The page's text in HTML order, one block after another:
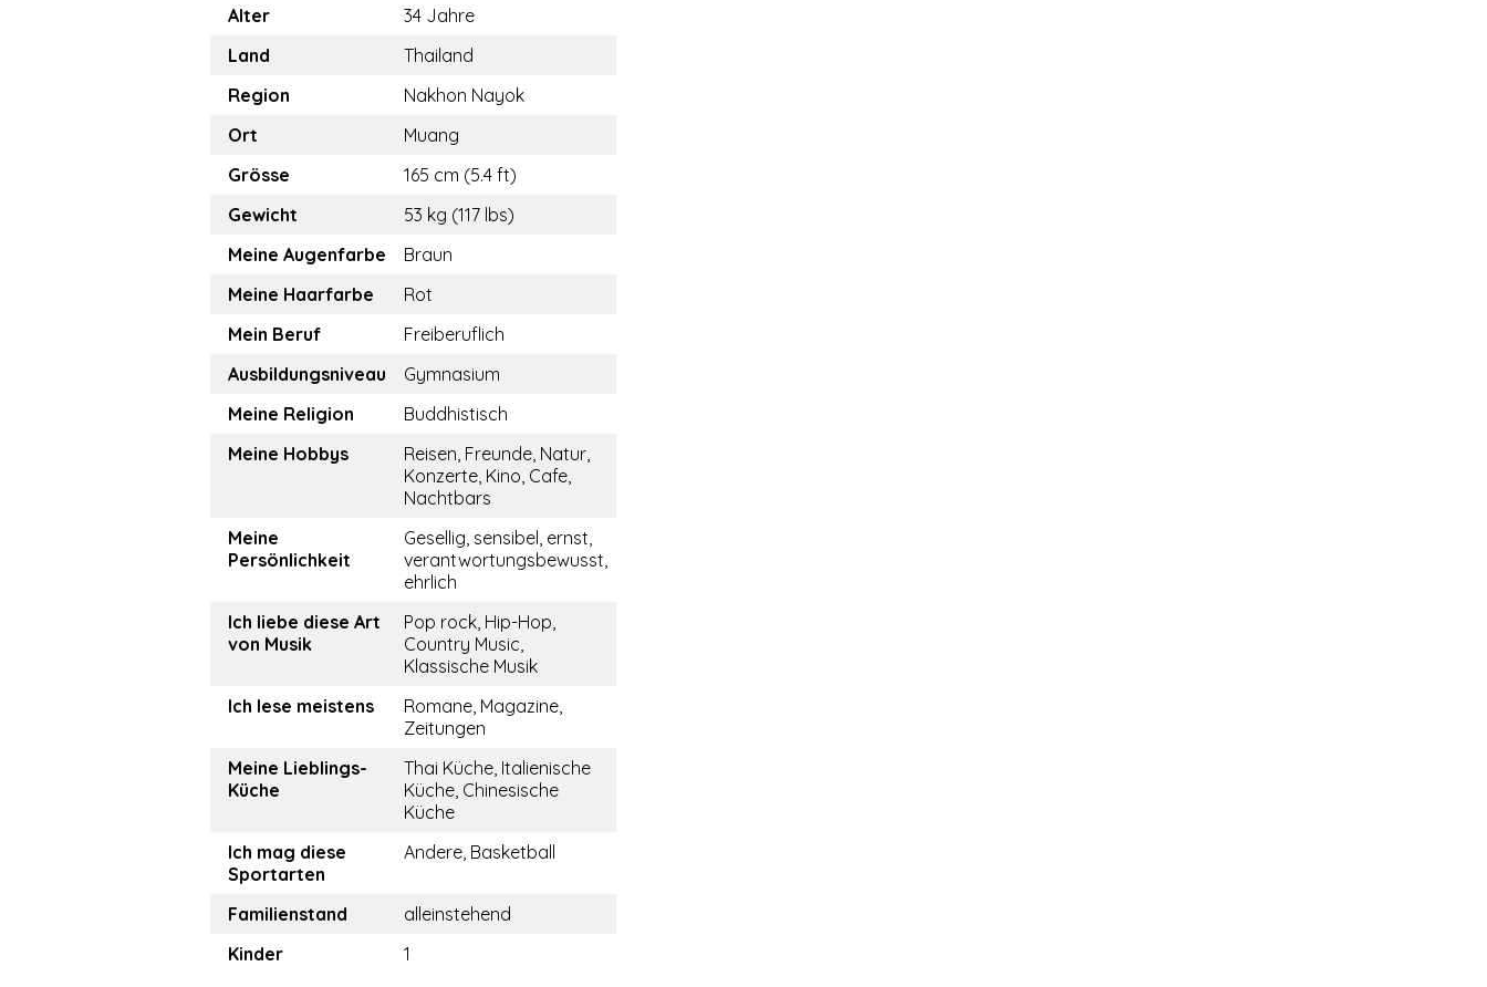
Alter
34 Jahre
Land
Thailand
Region
Nakhon Nayok
Ort
Muang
Grösse
165 cm (5.4 ft)
Gewicht
53 kg (117 lbs)
Meine Augenfarbe
Braun
Meine Haarfarbe
Rot
Mein Beruf
Freiberuflich
Ausbildungsniveau
Gymnasium
Meine Religion
Buddhistisch
Meine Hobbys
Reisen, Freunde, Natur,
Konzerte, Kino, Cafe,
Nachtbars
Meine
Persönlichkeit
Gesellig, sensibel, ernst,
verantwortungsbewusst,
ehrlich
Ich liebe diese Art
von Musik
Pop rock, Hip-Hop,
Country Music,
Klassische Musik
Ich lese meistens
Romane, Magazine,
Zeitungen
Meine Lieblings-
Küche
Thai Küche, Italienische
Küche, Chinesische
Küche
Ich mag diese
Sportarten
Andere, Basketball
Familienstand
alleinstehend
Kinder
1